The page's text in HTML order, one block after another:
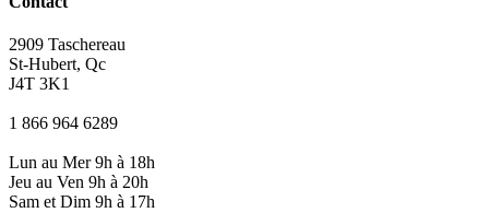
2909 Taschereau
St-Hubert, Qc
J4T 3K1
1 866 964 6289
Lun au Mer 9h à 18h
Jeu au Ven 9h à 20h
Sam et Dim 9h à 17h